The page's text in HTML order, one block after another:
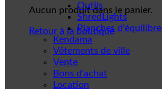
Aucun produit dans le panier.
Retour à la boutique
Outils
ShredLights
Planches d'équilibre
Kendama
Vêtements de ville
Vente
Bons d'achat
Location